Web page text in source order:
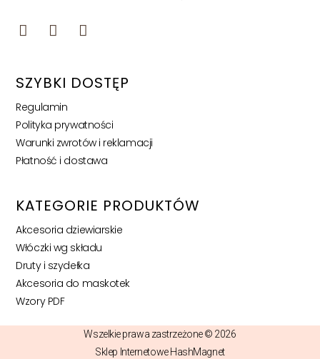
SZYBKI DOSTĘP
Regulamin
Polityka prywatności
Warunki zwrotów i reklamacji
Płatność i dostawa
KATEGORIE PRODUKTÓW
Akcesoria dziewiarskie
Włóczki wg składu
Druty i szydełka
Akcesoria do maskotek
Wzory PDF
Wszelkie prawa zastrzeżone © 2026
Sklep Internetowe HashMagnet